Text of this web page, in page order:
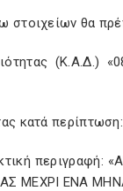
στοιχείων θα
(Κ.Α.Δ.)
κατά περίπτωση:
ΜΕΧΡΙ ΕΝΑ